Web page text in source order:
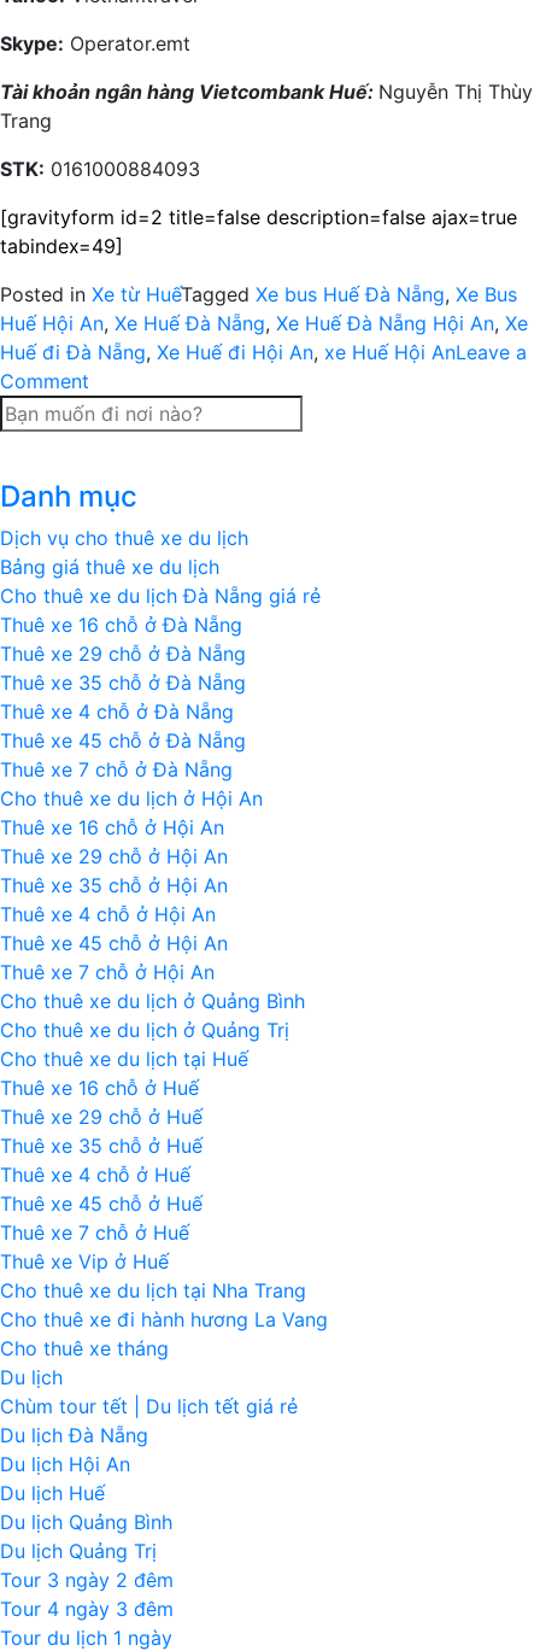
Skype: Operator.emt
Tài khoản ngân hàng Vietcombank Huế: Nguyễn Thị Thùy
Trang
STK: 0161000884093
[gravityform id=2 title=false description=false ajax=true
tabindex=49]
Posted in Xe từ HuếTagged Xe bus Huế Đà Nẵng, Xe Bus
Huế Hội An, Xe Huế Đà Nẵng, Xe Huế Đà Nẵng Hội An, Xe
Huế đi Đà Nẵng, Xe Huế đi Hội An, xe Huế Hội AnLeave a
Comment
Xe
open
Huế
Đà
Nẵng,
Hội
An
có
tham
quan
Lăng
Cô
và
đèo
Hải
Vân
Danh mục
Dịch vụ cho thuê xe du lịch
Bảng giá thuê xe du lịch
Cho thuê xe du lịch Đà Nẵng giá rẻ
Thuê xe 16 chỗ ở Đà Nẵng
Thuê xe 29 chỗ ở Đà Nẵng
Thuê xe 35 chỗ ở Đà Nẵng
Thuê xe 4 chỗ ở Đà Nẵng
Thuê xe 45 chỗ ở Đà Nẵng
Thuê xe 7 chỗ ở Đà Nẵng
Cho thuê xe du lịch ở Hội An
Thuê xe 16 chỗ ở Hội An
Thuê xe 29 chỗ ở Hội An
Thuê xe 35 chỗ ở Hội An
Thuê xe 4 chỗ ở Hội An
Thuê xe 45 chỗ ở Hội An
Thuê xe 7 chỗ ở Hội An
Cho thuê xe du lịch ở Quảng Bình
Cho thuê xe du lịch ở Quảng Trị
Cho thuê xe du lịch tại Huế
Thuê xe 16 chỗ ở Huế
Thuê xe 29 chỗ ở Huế
Thuê xe 35 chỗ ở Huế
Thuê xe 4 chỗ ở Huế
Thuê xe 45 chỗ ở Huế
Thuê xe 7 chỗ ở Huế
Thuê xe Vip ở Huế
Cho thuê xe du lịch tại Nha Trang
Cho thuê xe đi hành hương La Vang
Cho thuê xe tháng
Du lịch
Chùm tour tết | Du lịch tết giá rẻ
Du lịch Đà Nẵng
Du lịch Hội An
Du lịch Huế
Du lịch Quảng Bình
Du lịch Quảng Trị
Tour 3 ngày 2 đêm
Tour 4 ngày 3 đêm
Tour du lịch 1 ngày